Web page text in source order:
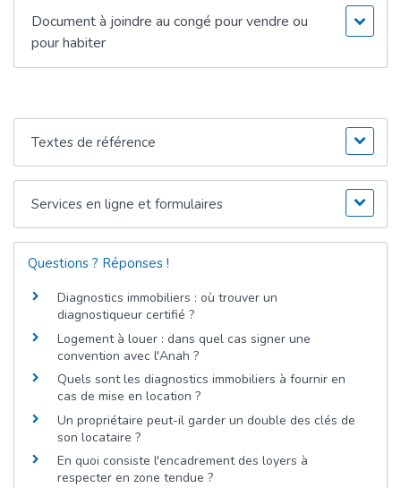
Document à joindre au congé pour vendre ou
pour habiter
Textes de référence
Services en ligne et formulaires
Questions ? Réponses !
Diagnostics immobiliers : où trouver un
diagnostiqueur certifié ?
Logement à louer : dans quel cas signer une
convention avec l'Anah ?
Quels sont les diagnostics immobiliers à fournir en
cas de mise en location ?
Un propriétaire peut-il garder un double des clés de
son locataire ?
En quoi consiste l'encadrement des loyers à
respecter en zone tendue ?